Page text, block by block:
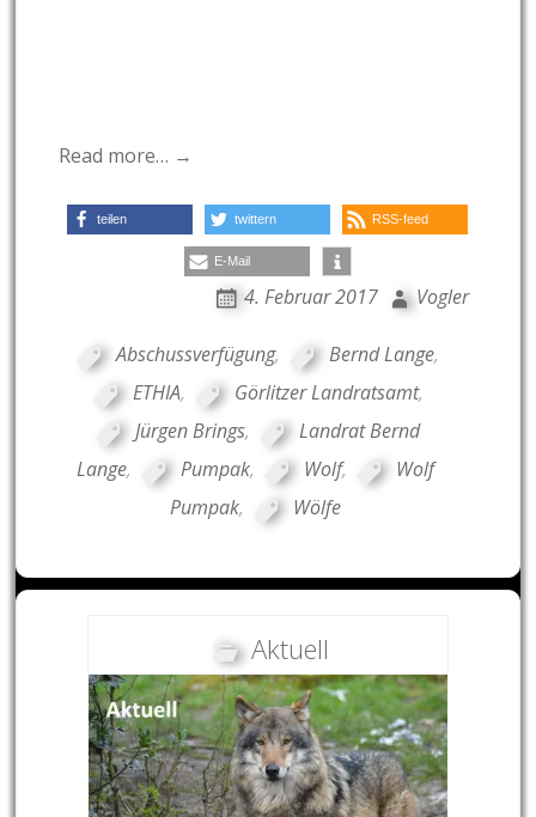
Read more… →
teilen twittern RSS-feed
E-Mail
4. Februar 2017 Vogler
Abschussverfügung, Bernd Lange,
ETHIA, Görlitzer Landratsamt,
Jürgen Brings,
Landrat Bernd
Lange, Pumpak, Wolf,
Wolf
Pumpak, Wölfe
Aktuell